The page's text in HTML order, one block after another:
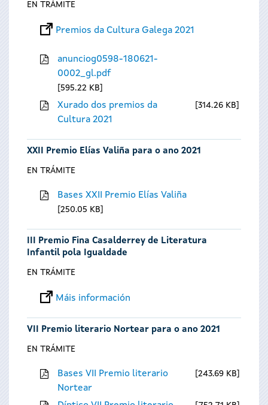
EN TRÁMITE
Premios da Cultura Galega 2021
anunciog0598-180621-
0002_gl.pdf
595.22 KB
Xurado dos premios da
Cultura 2021
314.26 KB
XXII Premio Elías Valiña para o ano 2021
EN TRÁMITE
Bases XXII Premio Elías Valiña
250.05 KB
III Premio Fina Casalderrey de Literatura
Infantil pola Igualdade
EN TRÁMITE
Máis información
VII Premio literario Nortear para o ano 2021
EN TRÁMITE
Bases VII Premio literario
Nortear
243.69 KB